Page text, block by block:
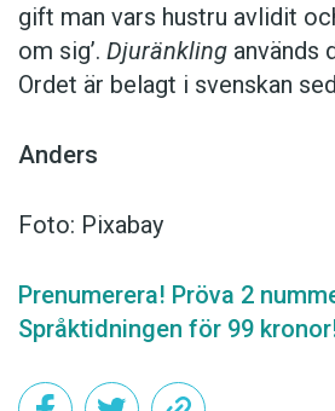
gift man vars hustru av­lidit
om sig’. Djuränkling används
Ordet är belagt i svenskan
Anders
Foto: Pixabay
Prenumerera! Pröva 2
Språktidningen för 99